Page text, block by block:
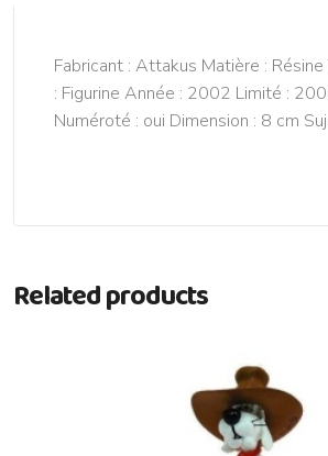
Fabricant : Attakus Matière : Résine
: Figurine Année : 2002 Limité :
Numéroté : oui Dimension : 8 cm
Related products